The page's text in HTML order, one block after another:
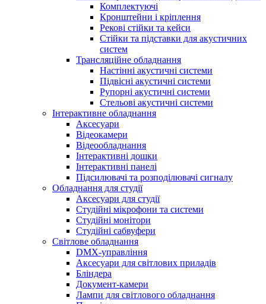
Комплектуючі
Кронштейни і кріплення
Рекові стійки та кейси
Стійки та підставки для акустичних
систем
Трансляційне обладнання
Настінні акустичні системи
Підвісні акустичні системи
Рупорні акустичні системи
Стельові акустичні системи
Інтерактивне обладнання
Аксесуари
Відеокамери
Відеообладнання
Інтерактивні дошки
Інтерактивні панелі
Підсилювачі та розподілювачі сигналу
Обладнання для студії
Аксесуари для студії
Студійні мікрофони та системи
Студійні монітори
Студійні сабвуфери
Світлове обладнання
DMX-управління
Аксесуари для світлових приладів
Бліндера
Документ-камери
Лампи для світлового обладнання